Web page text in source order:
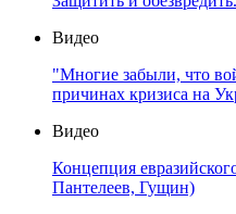
Видео
"Многие забыли, что
причинах кризиса на
Видео
Концепция
Пантелеев, Гущин)